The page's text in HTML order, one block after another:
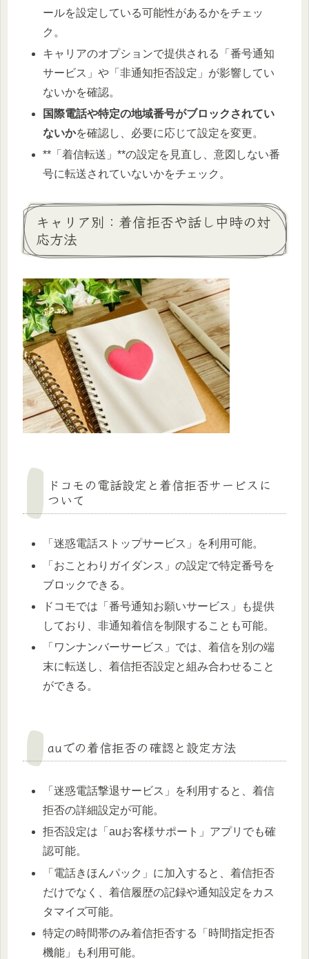
ールを設定している可能性があるかをチェッ
ク。
キャリアのオプションで提供される「番号通知
サービス」や「非通知拒否設定」が影響してい
ないかを確認。
国際電話や特定の地域番号がブロックされてい
ないかを確認し、必要に応じて設定を変更。
**「着信転送」**の設定を見直し、意図しない番
号に転送されていないかをチェック。
キャリア別：着信拒否や話し中時の対
応方法
ドコモの電話設定と着信拒否サービスに
ついて
「迷惑電話ストップサービス」を利用可能。
「おことわりガイダンス」の設定で特定番号を
ブロックできる。
ドコモでは「番号通知お願いサービス」も提供
しており、非通知着信を制限することも可能。
「ワンナンバーサービス」では、着信を別の端
末に転送し、着信拒否設定と組み合わせること
ができる。
auでの着信拒否の確認と設定方法
「迷惑電話撃退サービス」を利用すると、着信
拒否の詳細設定が可能。
拒否設定は「auお客様サポート」アプリでも確
認可能。
「電話きほんパック」に加入すると、着信拒否
だけでなく、着信履歴の記録や通知設定をカス
タマイズ可能。
特定の時間帯のみ着信拒否する「時間指定拒否
機能」も利用可能。